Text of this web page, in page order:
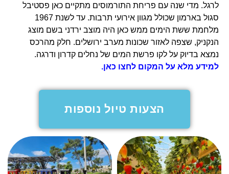
לרגל. מדי שנה עם פריחת התורמוסים מתקיים כאן פסטיבל
סגול בארמון שכולל מגוון אירועי תרבות. עד לשנת 1967
מלחמת ששת הימים ממש כאן היה מוצב ירדני בשם מוצג
הנקניק, שצפה לאזור שכונות מערב ירושלים. חלק מהרכס
נמצא בדיוק על לקו פרשת המים של נחלים קדרון ודרגה.
למידע מלא על המקום לחצו כאן.
הצעות טיול נוספות